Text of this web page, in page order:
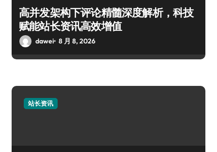
高并发架构下评论精髓深度解析，科技
赋能站长资讯高效增值
dawei 8 月 8, 2026
站长资讯